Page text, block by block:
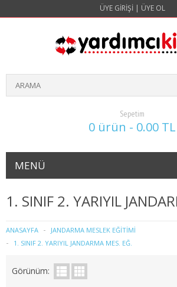
ÜYE GIRIŞI | ÜYE OL
Sepetim
0 ürün - 0.00 TL
MENÜ
1. SINIF 1. YARIYIL İŞLETME
1. SINIF 2. YARIYIL İŞLETME
1. SINIF 2. YARIYIL
ANASAYFA
JANDARMA MESLEK EĞİTİMİ
1. SINIF 2. YARIYIL JANDARMA MES. EĞ.
Görünüm: